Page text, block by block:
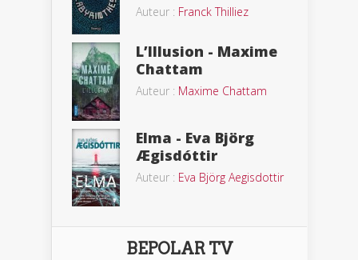
Auteur : Franck Thilliez
L’Illusion - Maxime
Chattam
Auteur : Maxime Chattam
Elma - Eva Björg
Ægisdóttir
Auteur : Eva Björg Aegisdottir
BEPOLAR TV